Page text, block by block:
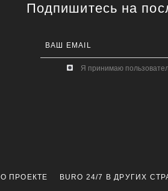
Подпишитесь на
Я принимаю
О ПРОЕКТЕ BURO 24/7 В ДРУГИХ